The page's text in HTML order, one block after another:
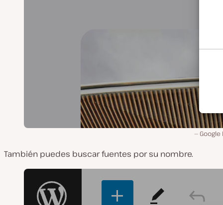
Google
También puedes buscar fuentes por su nombre.